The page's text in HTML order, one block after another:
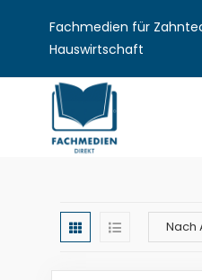
Fachmedien für
Hauswirtschaft